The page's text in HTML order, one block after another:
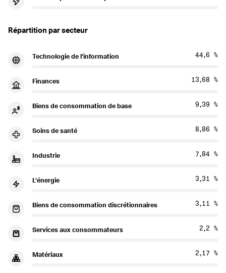
Répartition par secteur
Technologie de l'information 44,6 %
Finances 13,68 %
Biens de consommation de base 9,39 %
Soins de santé 8,86 %
Industrie 7,84 %
L'énergie 3,31 %
Biens de consommation discrétionnaires 3,11 %
Services aux consommateurs 2,2 %
Matériaux 2,17 %